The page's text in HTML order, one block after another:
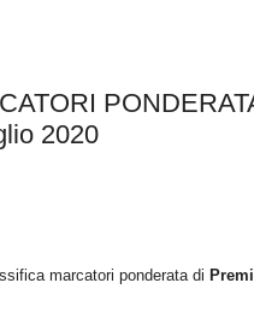
2020
marcatori ponderata di